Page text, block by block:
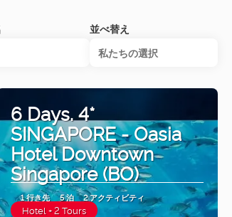
並べ替え
私たちの選択
6 Days. 4*
SINGAPORE - Oasia
Hotel Downtown
Singapore (BO)
1 行き先 5 泊 2 アクティビティ
Hotel + 2 Tours